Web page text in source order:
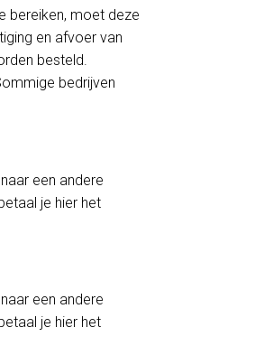
bereiken, moet deze
en afvoer van
besteld.
bedrijven
een andere
je hier het
een andere
je hier het